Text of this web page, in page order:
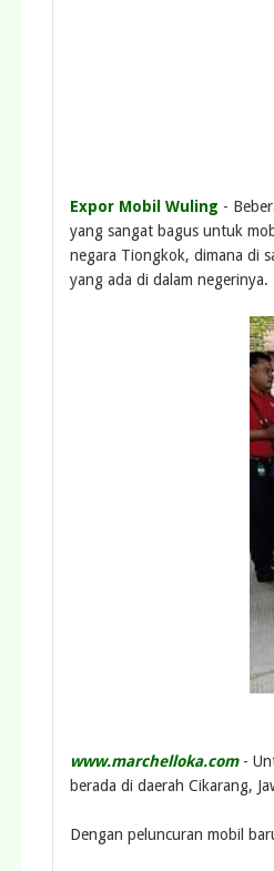
Expor Mobil Wuling -
yang sangat bagus untuk
negara Tiongkok, dimana di
yang ada di dalam negerinya.
www.marchelloka.com-
berada di daerah Cikarang,
Dengan peluncuran mobil